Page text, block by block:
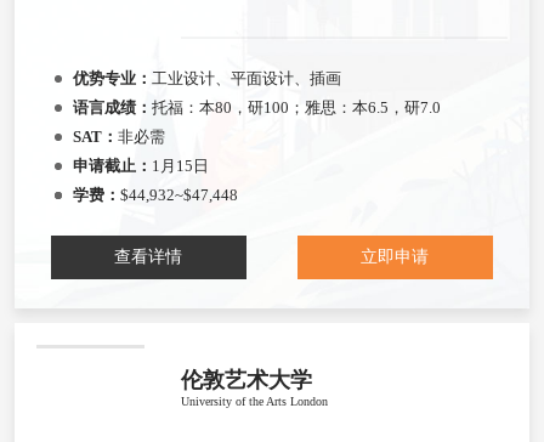
优势专业： 工业设计、平面设计、插画
语言成绩： 托福：本80，研100；雅思：本6.5，研7.0
SAT： 非必需
申请截止： 1月15日
学费： $44,932~$47,448
查看详情 立即申请
伦敦艺术大学
University of the Arts London